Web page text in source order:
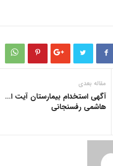
مقاله بعدی
آگهی استخدام بیمارستان آیت ا…
هاشمی رفسنجانی